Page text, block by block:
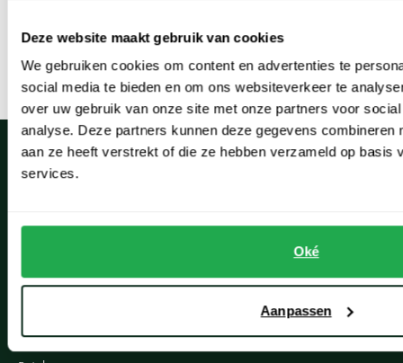
Deze website maakt gebruik van cookies
We gebruiken cookies om content en advertenties te
social media te bieden en om ons websiteverkeer te
over uw gebruik van onze site met onze partners voor
analyse. Deze partners kunnen deze gegevens combineren
aan ze heeft verstrekt of die ze hebben verzameld op basis
services.
Oké
Aanpassen
zomermaanden. Zelfs op de warmste dagen biedt de korte heren
broek van Meyer een optimaal draagcomfort en vindt u voor elke
gelegenheid een passend exemplaar.
De korte chino-modellen van katoen met elastaan hebben een
casual uitstraling. Combineer deze nette bermuda met een mooi
zomerfeest. Ook op vakantie gaat de Meyer korte broek mee. Met
een paar espadrilles of teenslippers en een polo maakt u uitstapjes
in een uiterst comfortabele korte broek. Bent u een fervent
wandelaar of graag actief bezig? De cargo-modellen uit de Meyer-
collectie zijn gemaakt met superstretch en grote zakken aan de
zijkant. Dankzij de perfecte pasvormen en de elastische en
Lees meer
Klantenservice
Bestellen